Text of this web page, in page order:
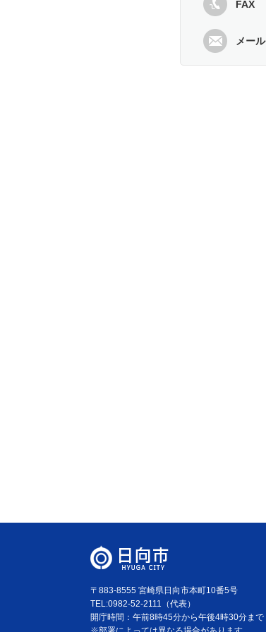
FAX
メール
〒883-8555 宮崎県日向市本町10番5号
TEL:0982-52-2111（代表）
開庁時間：午前8時45分から午後4時30分まで